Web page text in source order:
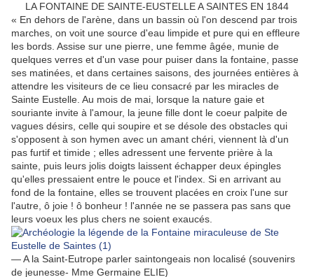
LA FONTAINE DE SAINTE-EUSTELLE A SAINTES EN 1844
« En dehors de l'arène, dans un bassin où l'on descend par trois
marches, on voit une source d'eau limpide et pure qui en effleure
les bords. Assise sur une pierre, une femme âgée, munie de
quelques verres et d'un vase pour puiser dans la fontaine, passe
ses matinées, et dans certaines saisons, des journées entières à
attendre les visiteurs de ce lieu consacré par les miracles de
Sainte Eustelle. Au mois de mai, lorsque la nature gaie et
souriante invite à l'amour, la jeune fille dont le coeur palpite de
vagues désirs, celle qui soupire et se désole des obstacles qui
s'opposent à son hymen avec un amant chéri, viennent là d'un
pas furtif et timide ; elles adressent une fervente prière à la
sainte, puis leurs jolis doigts laissent échapper deux épingles
qu'elles pressaient entre le pouce et l'index. Si en arrivant au
fond de la fontaine, elles se trouvent placées en croix l'une sur
l'autre, ô joie ! ô bonheur ! l'année ne se passera pas sans que
leurs voeux les plus chers ne soient exaucés.
— A la Saint-Eutrope parler saintongeais non localisé (souvenirs
de jeunesse- Mme Germaine ELIE)